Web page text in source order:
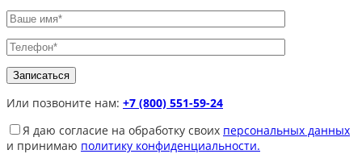
Или позвоните нам: +7 (800) 551-59-24
Я даю согласие на обработку своих персональных данных
и принимаю политику конфиденциальности.